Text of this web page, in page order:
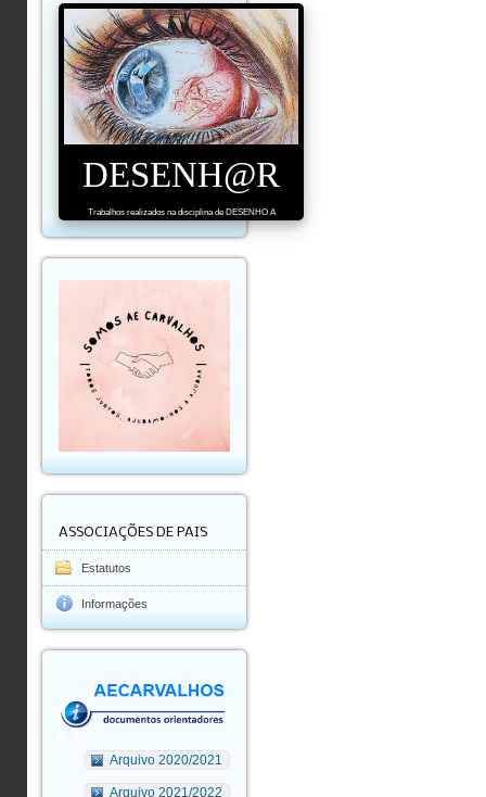
DESENH@R
Trabalhos realizados na disciplina de DESENHO A
ASSOCIAÇÕES DE PAIS
Estatutos
Informações
Arquivo 2020/2021
Arquivo 2021/2022